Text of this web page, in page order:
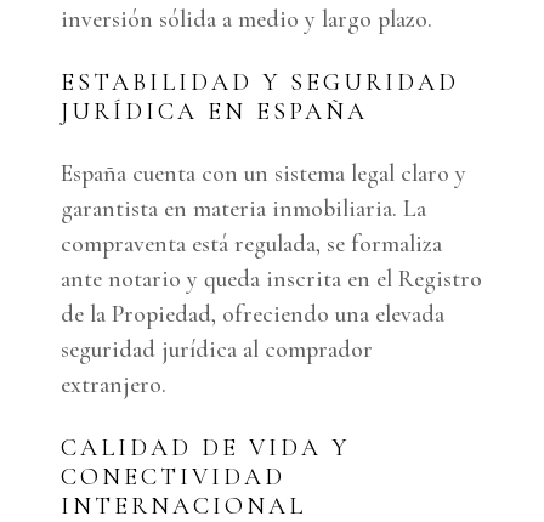
inversión sólida a medio y largo plazo.
ESTABILIDAD Y SEGURIDAD
JURÍDICA EN ESPAÑA
España cuenta con un sistema legal claro y
garantista en materia inmobiliaria. La
compraventa está regulada, se formaliza
ante notario y queda inscrita en el Registro
de la Propiedad, ofreciendo una elevada
seguridad jurídica al comprador
extranjero.
CALIDAD DE VIDA Y
CONECTIVIDAD
INTERNACIONAL